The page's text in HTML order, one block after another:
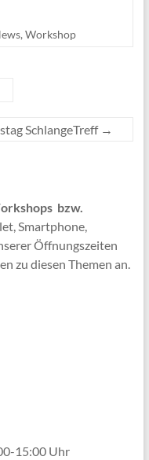
, Workshop
SchlangeTreff →
bzw.
Smartphone,
Öffnungszeiten
zu diesen Themen an.
15:00 Uhr